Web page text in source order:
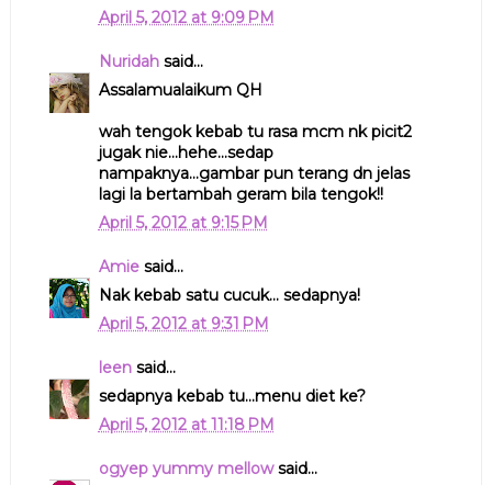
April 5, 2012 at 9:09 PM
Nuridahsaid...
Assalamualaikum QH
wah tengok kebab tu rasa mcm nk picit2
jugak nie...hehe...sedap
nampaknya...gambar pun terang dn jelas
lagi la bertambah geram bila tengok!!
April 5, 2012 at 9:15 PM
Amiesaid...
Nak kebab satu cucuk... sedapnya!
April 5, 2012 at 9:31 PM
leensaid...
sedapnya kebab tu...menu diet ke?
April 5, 2012 at 11:18 PM
ogyep yummy mellowsaid...